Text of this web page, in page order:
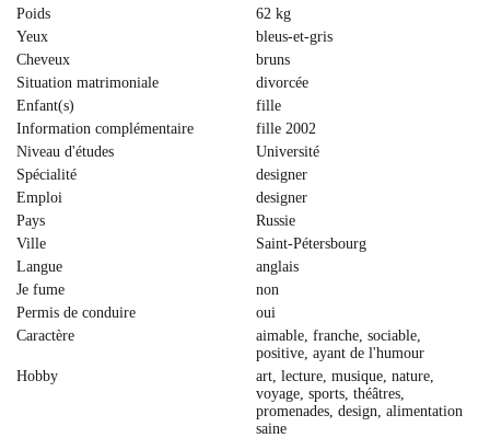
Poids
62 kg
Yeux
bleus-et-gris
Cheveux
bruns
Situation matrimoniale
divorcée
Enfant(s)
fille
Information complémentaire
fille 2002
Niveau d'études
Université
Spécialité
designer
Emploi
designer
Pays
Russie
Ville
Saint-Pétersbourg
Langue
anglais
Je fume
non
Permis de conduire
oui
Caractère
aimable, franche, sociable,
positive, ayant de l'humour
Hobby
art, lecture, musique, nature,
voyage, sports, théâtres,
promenades, design, alimentation
saine